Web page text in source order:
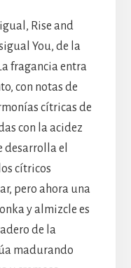
Rise and
You, de la
fragancia entra
con notas de
cítricas de
con la acidez
desarrolla el
cítricos
pero ahora una
y almizcle es
de la
madurando